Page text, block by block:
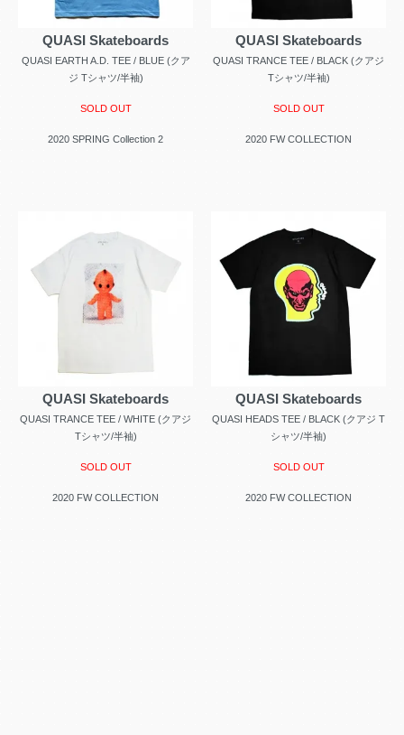
QUASI Skateboards
QUASI EARTH A.D. TEE / BLUE (クア
ジ Tシャツ/半袖)
SOLD OUT
2020 SPRING Collection 2
QUASI Skateboards
QUASI TRANCE TEE / BLACK (クアジ
Tシャツ/半袖)
SOLD OUT
2020 FW COLLECTION
QUASI Skateboards
QUASI TRANCE TEE / WHITE (クアジ
Tシャツ/半袖)
SOLD OUT
2020 FW COLLECTION
QUASI Skateboards
QUASI HEADS TEE / BLACK (クアジ T
シャツ/半袖)
SOLD OUT
2020 FW COLLECTION